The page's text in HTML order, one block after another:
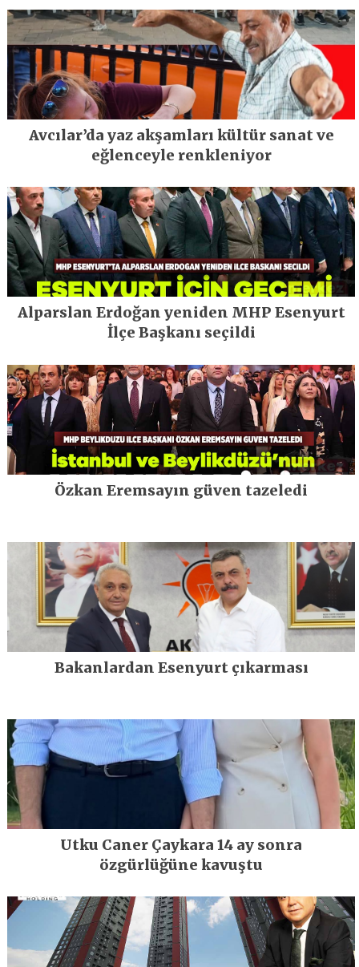
Avcılar’da yaz akşamları kültür sanat ve
eğlenceyle renkleniyor
Alparslan Erdoğan yeniden MHP Esenyurt
İlçe Başkanı seçildi
Özkan Eremsayın güven tazeledi
Bakanlardan Esenyurt çıkarması
Utku Caner Çaykara 14 ay sonra
özgürlüğüne kavuştu